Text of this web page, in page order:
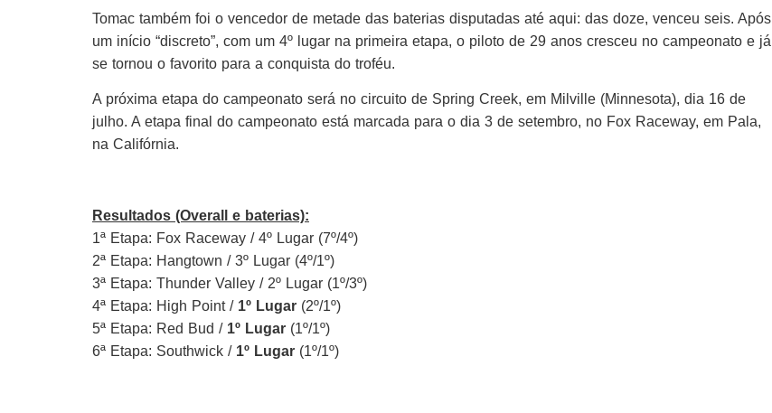
Tomac também foi o vencedor de metade das baterias disputadas até aqui: das doze, venceu seis. Após
um início “discreto”, com um 4º lugar na primeira etapa, o piloto de 29 anos cresceu no campeonato e já
se tornou o favorito para a conquista do troféu.
A próxima etapa do campeonato será no circuito de Spring Creek, em Milville (Minnesota), dia 16 de
julho. A etapa final do campeonato está marcada para o dia 3 de setembro, no Fox Raceway, em Pala,
na Califórnia.
Resultados (Overall e baterias):
1ª Etapa: Fox Raceway / 4º Lugar (7º/4º)
2ª Etapa: Hangtown / 3º Lugar (4º/1º)
3ª Etapa: Thunder Valley / 2º Lugar (1º/3º)
4ª Etapa: High Point / 1º Lugar (2º/1º)
5ª Etapa: Red Bud / 1º Lugar (1º/1º)
6ª Etapa: Southwick / 1º Lugar (1º/1º)